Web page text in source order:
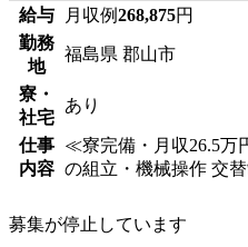
給与 月収例268,875円
勤務
地
福島県 郡山市
寮・
社宅
あり
仕事
内容
≪寮完備・月収26.5万
の組立・機械操作 交替
募集が停止しています